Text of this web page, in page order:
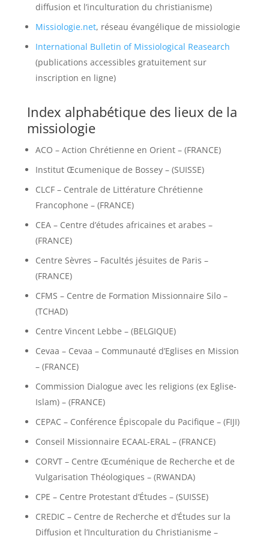
diffusion et l’inculturation du christianisme)
Missiologie.net, réseau évangélique de missiologie
International Bulletin of Missiological Reasearch
(publications accessibles gratuitement sur
inscription en ligne)
Index alphabétique des lieux de la
missiologie
ACO – Action Chrétienne en Orient – (FRANCE)
Institut Œcumenique de Bossey – (SUISSE)
CLCF – Centrale de Littérature Chrétienne
Francophone – (FRANCE)
CEA – Centre d’études africaines et arabes –
(FRANCE)
Centre Sèvres – Facultés jésuites de Paris –
(FRANCE)
CFMS – Centre de Formation Missionnaire Silo –
(TCHAD)
Centre Vincent Lebbe – (BELGIQUE)
Cevaa – Cevaa – Communauté d’Eglises en Mission
– (FRANCE)
Commission Dialogue avec les religions (ex Eglise-
Islam) – (FRANCE)
CEPAC – Conférence Épiscopale du Pacifique – (FIJI)
Conseil Missionnaire ECAAL-ERAL – (FRANCE)
CORVT – Centre Œcuménique de Recherche et de
Vulgarisation Théologiques – (RWANDA)
CPE – Centre Protestant d’Études – (SUISSE)
CREDIC – Centre de Recherche et d’Études sur la
Diffusion et l’Inculturation du Christianisme –